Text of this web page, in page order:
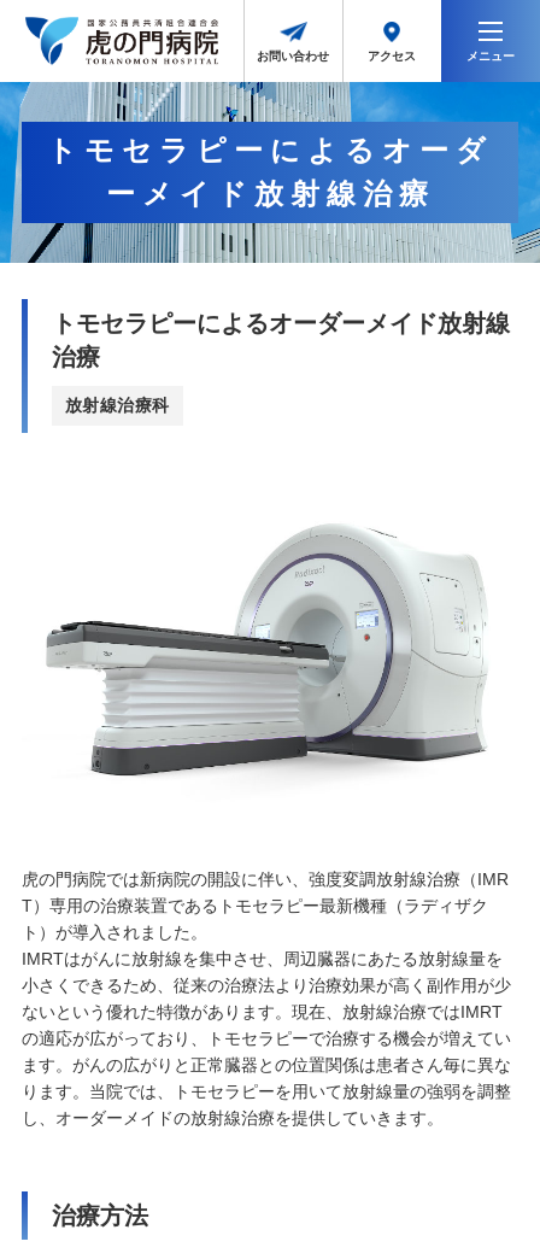
お問い合わせ アクセス メニュー
トモセラピーによるオーダ
ーメイド放射線治療
トモセラピーによるオーダーメイド放射線
治療
放射線治療科
虎の門病院では新病院の開設に伴い、強度変調放射線治療（IMR
T）専用の治療装置であるトモセラピー最新機種（ラディザク
ト）が導入されました。
IMRTはがんに放射線を集中させ、周辺臓器にあたる放射線量を
小さくできるため、従来の治療法より治療効果が高く副作用が少
ないという優れた特徴があります。現在、放射線治療ではIMRT
の適応が広がっており、トモセラピーで治療する機会が増えてい
ます。がんの広がりと正常臓器との位置関係は患者さん毎に異な
ります。当院では、トモセラピーを用いて放射線量の強弱を調整
し、オーダーメイドの放射線治療を提供していきます。
治療方法